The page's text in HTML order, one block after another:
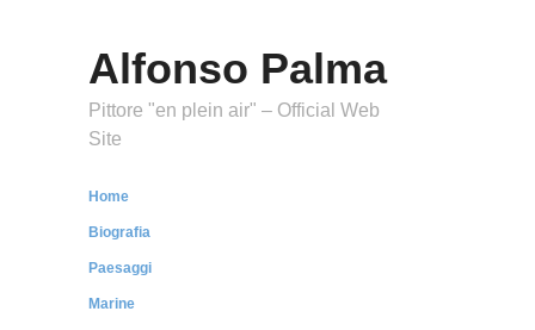
Alfonso Palma
Pittore "en plein air" – Official Web
Site
Home
Biografia
Paesaggi
Marine